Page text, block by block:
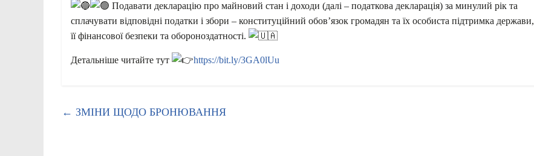
Подавати декларацію про майновий стан і доходи (далі – податкова декларація) за минулий рік та
сплачувати відповідні податки і збори – конституційний обов’язок громадян та їх особиста підтримка держави,
її фінансової безпеки та обороноздатності.
Детальніше читайте тут https://bit.ly/3GA0lUu
← ЗМІНИ ЩОДО БРОНЮВАННЯ